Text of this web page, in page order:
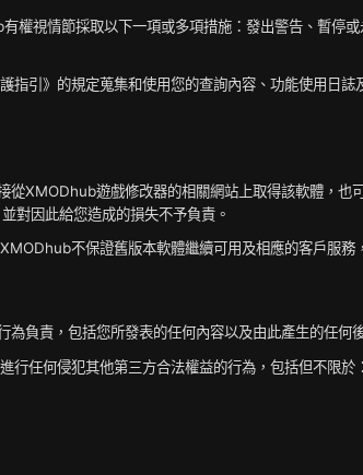
視情節採取以下一項或多項措施：發出警告、暫停
引》的規定蒐集和使用您的查詢內容、功能使用日
XMODhub遊戲修改器的相關網站上取得該軟體，
對因此給您造成的損失不予負責。
不保證舊版本軟體繼續可用及相應的客戶服務
負責，包括您所發表的任何內容以及由此產生的任何
任何侵犯其他第三方合法權益的行為，包括但不限於：